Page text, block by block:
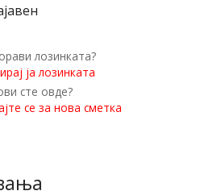
лозинката?
ја лозинката
сте овде?
се за нова сметка